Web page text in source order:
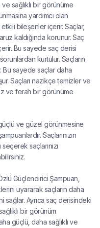
sağlıklı bir görünüme
yardımcı olan
bileşenler içerir. Saçlar,
kaldığında korunur. Saç
Bu sayede saç derisi
kurtulur. Saçların
Bu sayede saçlar daha
Saçları nazikçe temizler ve
ve ferah bir görünüme
ve güzel görünmesine
Saçlarınızın
saçlarınızı
Güçlendirici Şampuan,
uyararak saçların daha
sağlar. Ayrıca saç derisindeki
bir görünüm
güçlü, daha sağlıklı ve